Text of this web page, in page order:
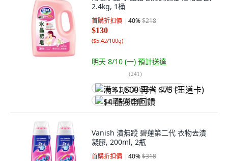
2.4kg, 1桶
首購折扣價 40%$218
$130
($5.42/100g)
明天 8/10 (一) 預計送達
(241)
满 $1,500 再省 $75 (王道卡)
$4 酷澎幣回饋
Vanish 漬無蹤 碧蓮第二代 衣物去漬
凝膠, 200ml, 2瓶
首購折扣價 40%$318